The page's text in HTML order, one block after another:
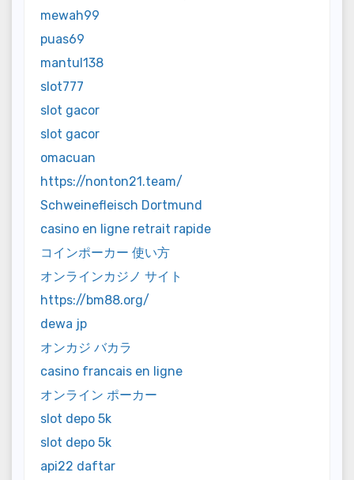
mewah99
puas69
mantul138
slot777
slot gacor
slot gacor
omacuan
https://nonton21.team/
Schweinefleisch Dortmund
casino en ligne retrait rapide
コインポーカー 使い方
オンラインカジノ サイト
https://bm88.org/
dewa jp
オンカジ バカラ
casino francais en ligne
オンライン ポーカー
slot depo 5k
slot depo 5k
api22 daftar